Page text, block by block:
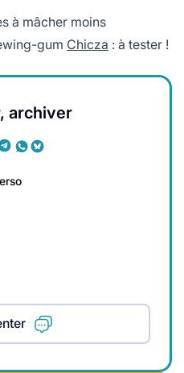
à mâcher moins
gum Chicza : à tester !
archiver